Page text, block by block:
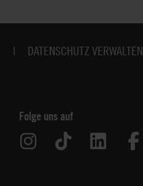
DATENSCHUTZ VERWALTEN
Folge uns auf